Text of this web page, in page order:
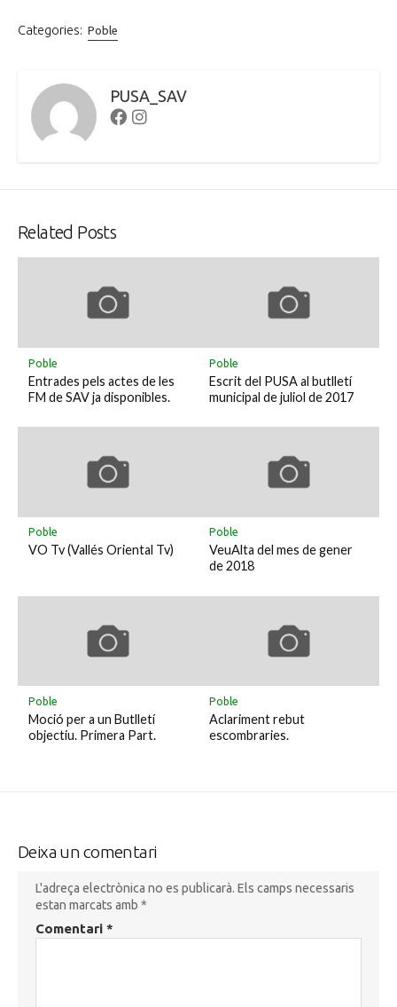
Categories: Poble
PUSA_SAV
FacebookInstagram
Related Posts
Poble
Entrades pels actes de les
FM de SAV ja disponibles.
Poble
Escrit del PUSA al butlletí
municipal de juliol de 2017
Poble
VO Tv (Vallés Oriental Tv)
Poble
VeuAlta del mes de gener
de 2018
Poble
Moció per a un Butlletí
objectiu. Primera Part.
Poble
Aclariment rebut
escombraries.
Deixa un comentari
L'adreça electrònica no es publicarà. Els camps necessaris
estan marcats amb *
Comentari *